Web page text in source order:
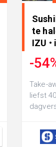
te
IZU
-
Take-
liefst